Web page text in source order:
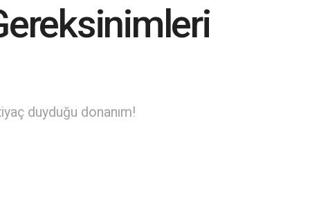
duyduğu donanım!